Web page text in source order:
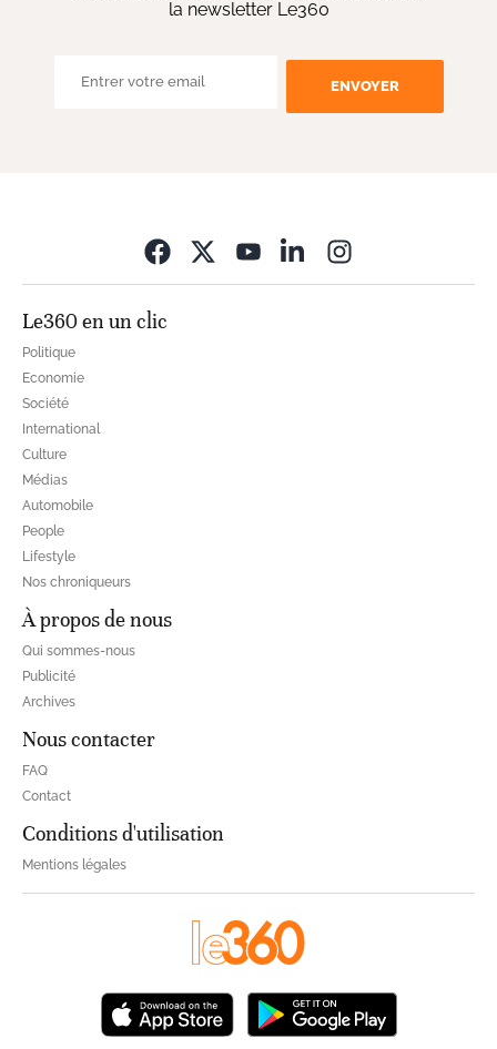
la newsletter Le360
ENVOYER
Le360 en un clic
Politique
Economie
Société
International
Culture
Médias
Automobile
People
Lifestyle
Nos chroniqueurs
À propos de nous
Qui sommes-nous
Publicité
Archives
Nous contacter
FAQ
Contact
Conditions d'utilisation
Mentions légales